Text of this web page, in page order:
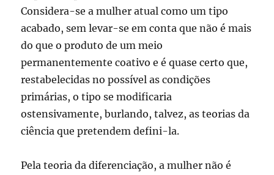
Considera-se a mulher atual como um tipo
acabado, sem levar-se em conta que não é mais
do que o produto de um meio
permanentemente coativo e é quase certo que,
restabelecidas no possível as condições
primárias, o tipo se modificaria
ostensivamente, burlando, talvez, as teorias da
ciência que pretendem defini-la.
Pela teoria da diferenciação, a mulher não é